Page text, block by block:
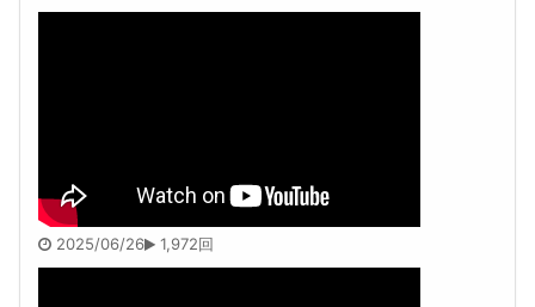
2025/06/26 1,972回